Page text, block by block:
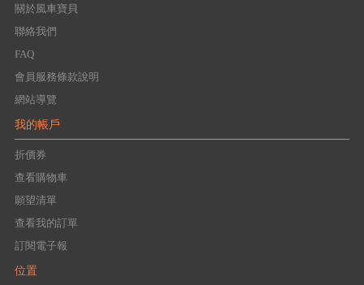
關於風車寶貝
聯絡我們
FAQ
會員服務條款說明
網站導覽
我的帳戶
折價券
查看購物車
願望清單
查看我的訂單
訂閱電子報
位置